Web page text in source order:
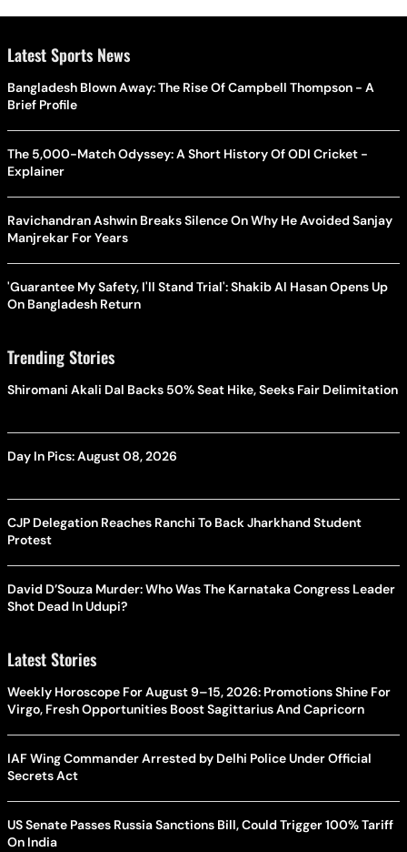
Latest Sports News
Bangladesh Blown Away: The Rise Of Campbell Thompson - A
Brief Profile
The 5,000-Match Odyssey: A Short History Of ODI Cricket -
Explainer
Ravichandran Ashwin Breaks Silence On Why He Avoided Sanjay
Manjrekar For Years
'Guarantee My Safety, I'll Stand Trial': Shakib Al Hasan Opens Up
On Bangladesh Return
Trending Stories
Shiromani Akali Dal Backs 50% Seat Hike, Seeks Fair Delimitation
Day In Pics: August 08, 2026
CJP Delegation Reaches Ranchi To Back Jharkhand Student
Protest
David D’Souza Murder: Who Was The Karnataka Congress Leader
Shot Dead In Udupi?
Latest Stories
Weekly Horoscope For August 9–15, 2026: Promotions Shine For
Virgo, Fresh Opportunities Boost Sagittarius And Capricorn
IAF Wing Commander Arrested by Delhi Police Under Official
Secrets Act
US Senate Passes Russia Sanctions Bill, Could Trigger 100% Tariff
On India